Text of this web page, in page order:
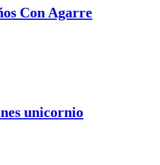
Con Agarre
unicornio